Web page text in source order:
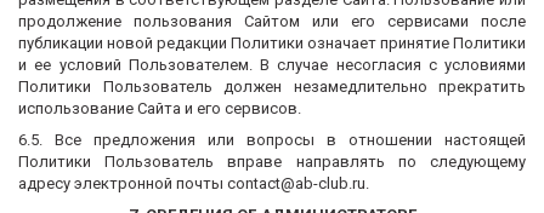
продолжение пользования Сайтом или его сервисами после
публикации новой редакции Политики означает принятие Политики
и ее условий Пользователем. В случае несогласия с условиями
Политики Пользователь должен незамедлительно прекратить
использование Сайта и его сервисов.
6.5. Все предложения или вопросы в отношении настоящей
Политики Пользователь вправе направлять по следующему
адресу электронной почты contact@ab-club.ru.